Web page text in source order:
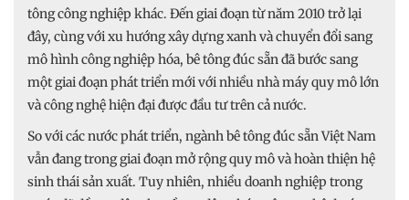
tông công nghiệp khác. Đến giai đoạn từ năm 2010 trở lại
đây, cùng với xu hướng xây dựng xanh và chuyển đổi sang
mô hình công nghiệp hóa, bê tông đúc sẵn đã bước sang
một giai đoạn phát triển mới với nhiều nhà máy quy mô lớn
và công nghệ hiện đại được đầu tư trên cả nước.
So với các nước phát triển, ngành bê tông đúc sẵn Việt Nam
vẫn đang trong giai đoạn mở rộng quy mô và hoàn thiện hệ
sinh thái sản xuất. Tuy nhiên, nhiều doanh nghiệp trong